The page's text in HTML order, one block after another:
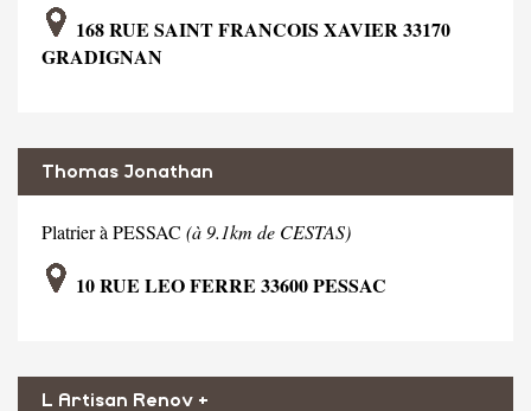
168 RUE SAINT FRANCOIS XAVIER 33170
GRADIGNAN
Thomas Jonathan
Platrier à PESSAC (à 9.1km de CESTAS)
10 RUE LEO FERRE 33600 PESSAC
L Artisan Renov +